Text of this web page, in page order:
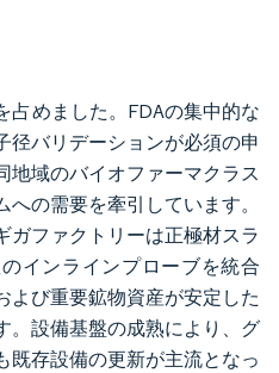
占めました。FDAの集中的な
径バリデーションが必須の申
地域のバイオファーマクラス
の需要を牽引しています。
ガファクトリーは正極材スラ
インラインプローブを統合
よび重要鉱物資産が安定した
。設備基盤の成熟により、グ
既存設備の更新が主流となっ